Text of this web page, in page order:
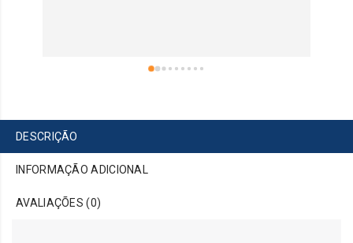
DESCRIÇÃO
INFORMAÇÃO ADICIONAL
AVALIAÇÕES (0)